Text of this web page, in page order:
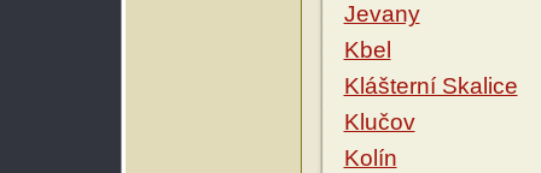
Jevany
Kbel
Klášterní Skalice
Klučov
Kolín